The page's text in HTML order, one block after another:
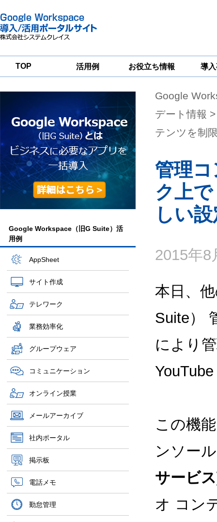
TOP 活用例 お役立ち情報
一
導
グループウェア
移行支援
Google
Workspace
セキュリティ
対策サービス
Google Workspace（旧G Suite）活
用例
AppSheet
サイト作成
テレワーク
業務効率化
グループウェア
コミュニケーション
オンライン授業
メールアーカイブ
社内ポータル
掲示板
電話メモ
勤怠管理
Google
デート情報
テンツを制
管理
ク上
しい
2015年8
本日、
Suite）
により
この機
ンソー
サービ
オ コン